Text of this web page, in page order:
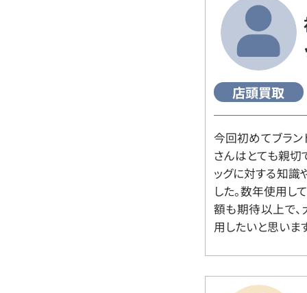
店頭買取
今回初めてブラン
さんはとても親切
ッグに対する知識
した。数年使用し
額も期待以上で、
用したいと思いま